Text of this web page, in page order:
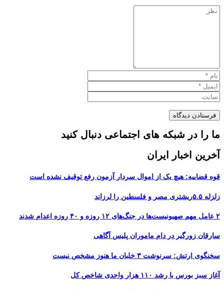
ما را در شبکه های اجتماعی دنبال کنید
آخرین اخبار ایران
قوه قضاییه: هیچ یک از اموال سردار آزمون رفع توقیف نشده است
زلزله ۵.۵ریشتری مصر و فلسطین را لرزاند
۲ عامل مهم صهیونیست‌ها در جنگ‌های ۱۲ روزه و ۴۰ روزه اعدام شدند
سارقان زورگیر در دام ماموران پلیس آگاهی
سخنگوی ارتش: سرنوشت ۳ خلبان ما هنوز مشخص نیست
آغاز سبز بورس با رشد ۱۱۰ هزار واحدی شاخص کل